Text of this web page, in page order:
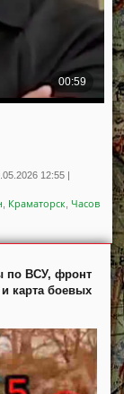
12:55 |
Краматорск ,Часов
по ВСУ, фронт
карта боевых